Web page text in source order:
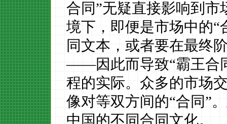
合同”无疑直接影响到
境下，即便是市场中的“
同文本，或者要在最终
——因此而导致“霸王合
程的实际。众多的市场
像对等双方间的“合同”
中国的不同合同文化。